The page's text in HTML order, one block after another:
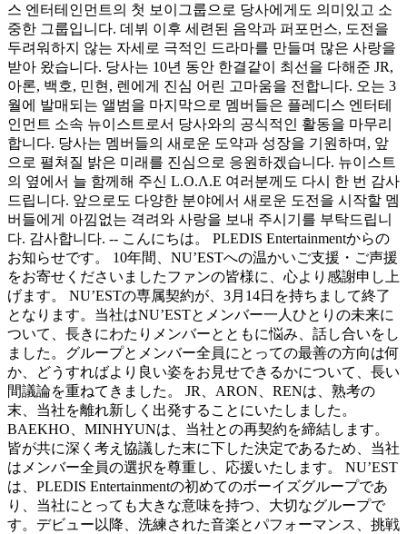
스 엔터테인먼트의 첫 보이그룹으로 당사에게도 의미있고 소
중한 그룹입니다. 데뷔 이후 세련된 음악과 퍼포먼스, 도전을
두려워하지 않는 자세로 극적인 드라마를 만들며 많은 사랑을
받아 왔습니다. 당사는 10년 동안 한결같이 최선을 다해준 JR,
아론, 백호, 민현, 렌에게 진심 어린 고마움을 전합니다. 오는 3
월에 발매되는 앨범을 마지막으로 멤버들은 플레디스 엔터테
인먼트 소속 뉴이스트로서 당사와의 공식적인 활동을 마무리
합니다. 당사는 멤버들의 새로운 도약과 성장을 기원하며, 앞
으로 펼쳐질 밝은 미래를 진심으로 응원하겠습니다. 뉴이스트
의 옆에서 늘 함께해 주신 L.O.Λ.E 여러분께도 다시 한 번 감사
드립니다. 앞으로도 다양한 분야에서 새로운 도전을 시작할 멤
버들에게 아낌없는 격려와 사랑을 보내 주시기를 부탁드립니
다. 감사합니다. -- こんにちは。 PLEDIS Entertainmentからの
お知らせです。 10年間、NU’ESTへの温かいご支援・ご声援
をお寄せくださいましたファンの皆様に、心より感謝申し上
げます。 NU’ESTの専属契約が、3月14日を持ちまして終了
となります。当社はNU’ESTとメンバー一人ひとりの未来に
ついて、長きにわたりメンバーとともに悩み、話し合いをし
ました。グループとメンバー全員にとっての最善の方向は何
か、どうすればより良い姿をお見せできるかについて、長い
間議論を重ねてきました。 JR、ARON、RENは、熟考の
末、当社を離れ新しく出発することにいたしました。
BAEKHO、MINHYUNは、当社との再契約を締結します。
皆が共に深く考え協議した末に下した決定であるため、当社
はメンバー全員の選択を尊重し、応援いたします。 NU’EST
は、PLEDIS Entertainmentの初めてのボーイズグループであ
り、当社にとっても大きな意味を持つ、大切なグループで
す。デビュー以降、洗練された音楽とパフォーマンス、挑戦